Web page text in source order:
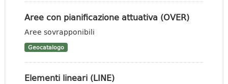
Aree con pianificazione attuativa (OVER)
Aree sovrapponibili
Geocatalogo
Elementi lineari (LINE)